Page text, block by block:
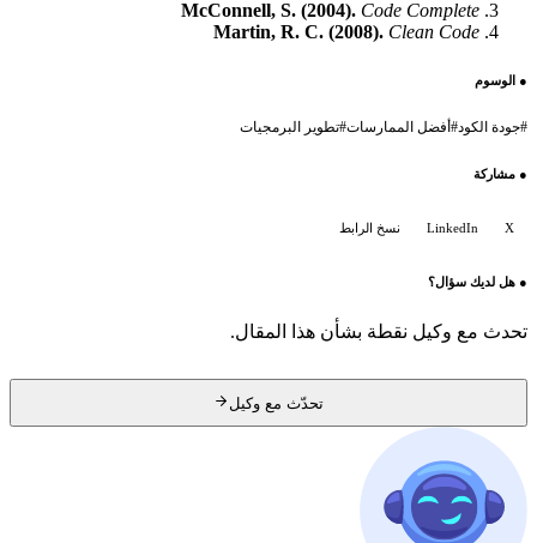
McConnell, S. (2004). Code Complete
Martin, R. C. (2008). Clean Code
●الوسوم
جودة الكود#أفضل الممارسات#تطوير البرمجيات
●مشاركة
LinkedIn نسخ الرابط
●هل لديك سؤال؟
تحدث مع وكيل نقطة بشأن هذا المقال.
تحدّث مع وكيل